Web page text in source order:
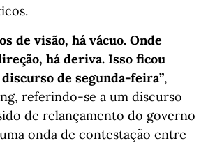
de visão, há vácuo. Onde
há deriva. Isso ficou
de segunda-feira”,
referindo-se a um discurso
de relançamento do governo
onda de contestação entre